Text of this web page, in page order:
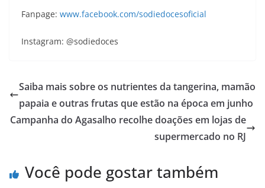
Fanpage: www.facebook.com/sodiedocesoficial
Instagram: @sodiedoces
Saiba mais sobre os nutrientes da tangerina, mamão
papaia e outras frutas que estão na época em junho
Campanha do Agasalho recolhe doações em lojas de
supermercado no RJ
Você pode gostar também